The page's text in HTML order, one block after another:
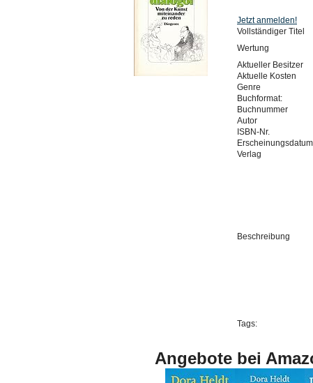
Jetzt anmelden!
Vollständiger Titel
Wertung
Aktueller Besitzer
Aktuelle Kosten
Genre
Buchformat:
Buchnummer
Autor
ISBN-Nr.
Erscheinungsdatum
Verlag
Beschreibung
Tags:
Angebote bei